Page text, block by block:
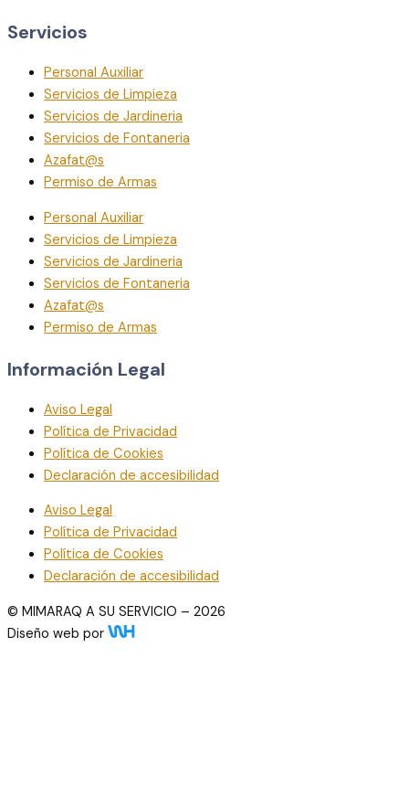
Servicios
Personal Auxiliar
Servicios de Limpieza
Servicios de Jardineria
Servicios de Fontaneria
Azafat@s
Permiso de Armas
Personal Auxiliar
Servicios de Limpieza
Servicios de Jardineria
Servicios de Fontaneria
Azafat@s
Permiso de Armas
Información Legal
Aviso Legal
Política de Privacidad
Política de Cookies
Declaración de accesibilidad
Aviso Legal
Política de Privacidad
Política de Cookies
Declaración de accesibilidad
© MIMARAQ A SU SERVICIO – 2026
Diseño web por